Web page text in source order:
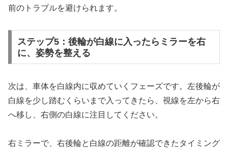
前のトラブルを避けられます。
ステップ5：後輪が白線に入ったらミラーを右
に、姿勢を整える
次は、車体を白線内に収めていくフェーズです。左後輪が
白線を少し踏むくらいまで入ってきたら、視線を左から右
へ移し、右側の白線に注目してください。
右ミラーで、右後輪と白線の距離が確認できたタイミング